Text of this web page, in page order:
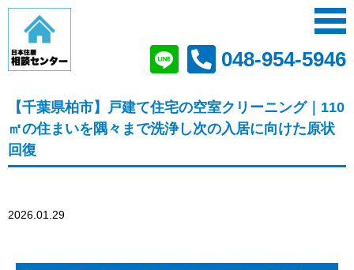
048-954-5946
【千葉県柏市】戸建て住宅の空室クリーニング｜110
㎡の住まいを隅々まで洗浄し次の入居に向けた原状
回復
2026.01.29